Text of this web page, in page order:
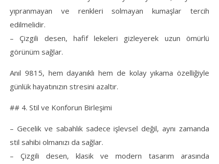
yıpranmayan ve renkleri solmayan kumaşlar tercih
edilmelidir.
– Çizgili desen, hafif lekeleri gizleyerek uzun ömürlü
görünüm sağlar.
Anıl 9815, hem dayanıklı hem de kolay yıkama özelliğiyle
günlük hayatınızın stresini azaltır.
## 4. Stil ve Konforun Birleşimi
– Gecelik ve sabahlık sadece işlevsel değil, aynı zamanda
stil sahibi olmanızı da sağlar.
– Çizgili desen, klasik ve modern tasarım arasında